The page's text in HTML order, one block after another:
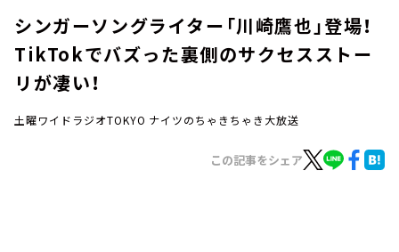
シンガーソングライター「川崎鷹也」登場！
TikTokでバズった裏側のサクセスストー
リが凄い！
土曜ワイドラジオTOKYO ナイツのちゃきちゃき大放送
この記事をシェア